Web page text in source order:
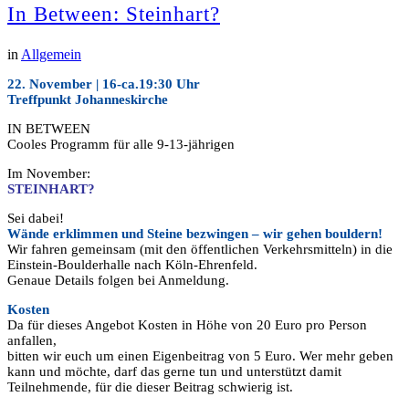
In Between: Steinhart?
in Allgemein
22. November | 16-ca.19:30 Uhr
Treffpunkt Johanneskirche
IN BETWEEN
Cooles Programm für alle 9-13-jährigen
Im November:
STEINHART?
Sei dabei!
Wände erklimmen und Steine bezwingen – wir gehen bouldern!
Wir fahren gemeinsam (mit den öffentlichen Verkehrsmitteln) in die
Einstein-Boulderhalle nach Köln-Ehrenfeld.
Genaue Details folgen bei Anmeldung.
Kosten
Da für dieses Angebot Kosten in Höhe von 20 Euro pro Person
anfallen,
bitten wir euch um einen Eigenbeitrag von 5 Euro. Wer mehr geben
kann und möchte, darf das gerne tun und unterstützt damit
Teilnehmende, für die dieser Beitrag schwierig ist.